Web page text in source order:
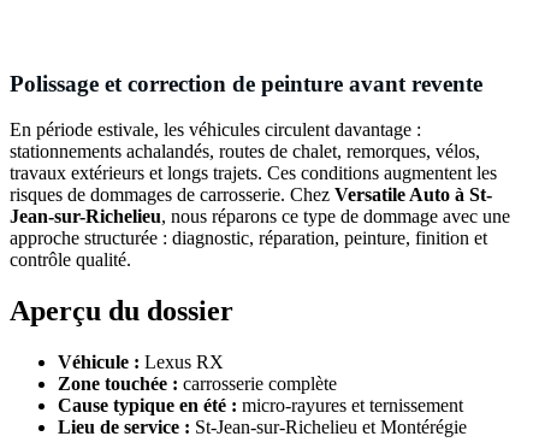
Polissage et correction de peinture avant revente
En période estivale, les véhicules circulent davantage :
stationnements achalandés, routes de chalet, remorques, vélos,
travaux extérieurs et longs trajets. Ces conditions augmentent les
risques de dommages de carrosserie. Chez Versatile Auto à St-
Jean-sur-Richelieu, nous réparons ce type de dommage avec une
approche structurée : diagnostic, réparation, peinture, finition et
contrôle qualité.
Aperçu du dossier
Véhicule : Lexus RX
Zone touchée : carrosserie complète
Cause typique en été : micro-rayures et ternissement
Lieu de service : St-Jean-sur-Richelieu et Montérégie